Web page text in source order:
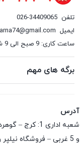
تلفن 026-34409065
ایمیل
ساعت کاری: 9 صبح الی 9 شب هر روز هفته
برگه های مهم
آدرس
و 5 غربی – فروشگاه نیلپر و لیو